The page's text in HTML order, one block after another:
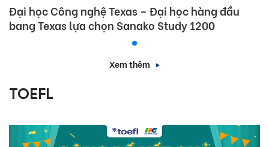
Đại học Công nghệ Texas – Đại học hàng đầu
bang Texas lựa chọn Sanako Study 1200
Xem thêm
TOEFL